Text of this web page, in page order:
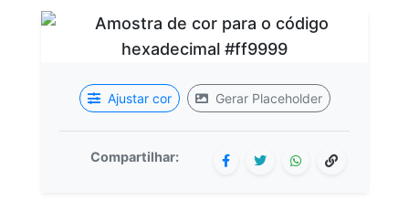
Ajustar cor Gerar Placeholder
Compartilhar: